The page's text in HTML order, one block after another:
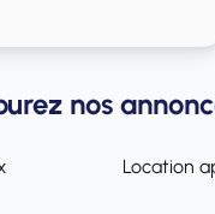
nos
Location